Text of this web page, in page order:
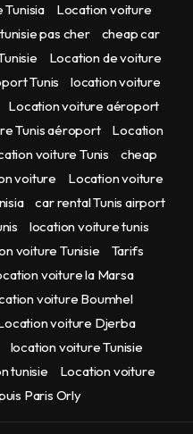
Tunisia
Location voiture
pas cher
cheap car
Location de voiture
Tunis
location voiture
Location voiture aéroport
Tunis aéroport
Location
voiture Tunis
cheap
voiture
Location voiture
car rental Tunis airport
location voiture tunis
voiture Tunisie
Tarifs
voiture la Marsa
voiture Boumhel
voiture Djerba
location voiture Tunisie
tunisie
Location voiture
Paris Orly